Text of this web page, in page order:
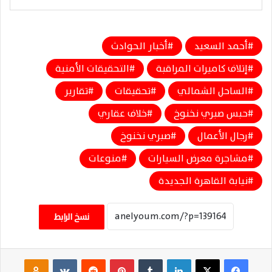
أحمد السعيد
أخبار الحوادث
إتلاف كاميرات المراقبة
التحقيقات الأمنية
الساحل الشمالي
تحقيقات
تقارير
حبس صبري نخنوخ
خلاف عقاري
رجال الأعمال
صبري نخنوخ
مشاجرة معرض السيارات
منوعات
نيابة القاهرة الجديدة
نسخ الرابط
فيسبوك ‫X لينكدإن بينتيريست ‏VKontakte